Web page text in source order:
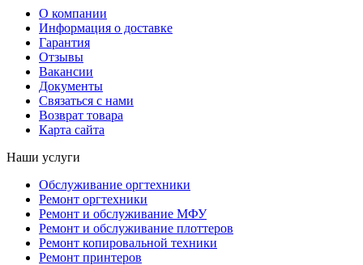
О компании
Информация о доставке
Гарантия
Отзывы
Вакансии
Документы
Связаться с нами
Возврат товара
Карта сайта
Наши услуги
Обслуживание оргтехники
Ремонт оргтехники
Ремонт и обслуживание МФУ
Ремонт и обслуживание плоттеров
Ремонт копировальной техники
Ремонт принтеров